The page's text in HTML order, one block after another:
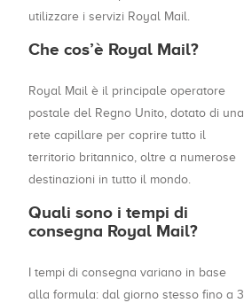
utilizzare i servizi Royal Mail.
Che cos’è Royal Mail?
Royal Mail è il principale operatore
postale del Regno Unito, dotato di una
rete capillare per coprire tutto il
territorio britannico, oltre a numerose
destinazioni in tutto il mondo.
Quali sono i tempi di
consegna Royal Mail?
I tempi di consegna variano in base
alla formula: dal giorno stesso fino a 3